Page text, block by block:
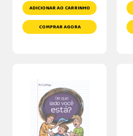
ADICIONAR AO CARRINHO
COMPRAR AGORA